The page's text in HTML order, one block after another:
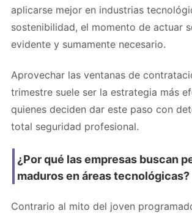
aplicarse mejor en industrias
sostenibilidad, el momento de actuar
evidente y sumamente necesario.
Aprovechar las ventanas de
trimestre suele ser la estrategia más
quienes deciden dar este paso con
total seguridad profesional.
¿Por qué las empresas buscan
maduros en áreas tecnológicas?
Contrario al mito del joven